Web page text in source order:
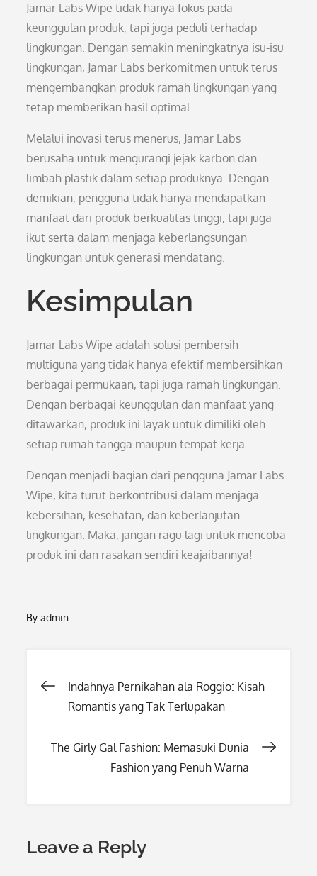
Jamar Labs Wipe tidak hanya fokus pada
keunggulan produk, tapi juga peduli terhadap
lingkungan. Dengan semakin meningkatnya isu-isu
lingkungan, Jamar Labs berkomitmen untuk terus
mengembangkan produk ramah lingkungan yang
tetap memberikan hasil optimal.
Melalui inovasi terus menerus, Jamar Labs
berusaha untuk mengurangi jejak karbon dan
limbah plastik dalam setiap produknya. Dengan
demikian, pengguna tidak hanya mendapatkan
manfaat dari produk berkualitas tinggi, tapi juga
ikut serta dalam menjaga keberlangsungan
lingkungan untuk generasi mendatang.
Kesimpulan
Jamar Labs Wipe adalah solusi pembersih
multiguna yang tidak hanya efektif membersihkan
berbagai permukaan, tapi juga ramah lingkungan.
Dengan berbagai keunggulan dan manfaat yang
ditawarkan, produk ini layak untuk dimiliki oleh
setiap rumah tangga maupun tempat kerja.
Dengan menjadi bagian dari pengguna Jamar Labs
Wipe, kita turut berkontribusi dalam menjaga
kebersihan, kesehatan, dan keberlanjutan
lingkungan. Maka, jangan ragu lagi untuk mencoba
produk ini dan rasakan sendiri keajaibannya!
Byadmin
Post
Indahnya Pernikahan ala Roggio: Kisah
Romantis yang Tak Terlupakan
The Girly Gal Fashion: Memasuki Dunia
Fashion yang Penuh Warna
Leave a Reply